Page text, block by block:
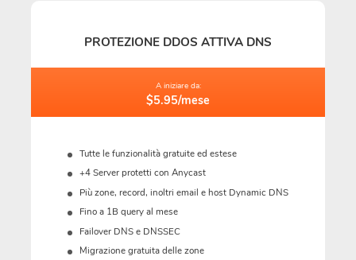
PROTEZIONE DDOS ATTIVA DNS
A iniziare da:
$5.95/mese
Tutte le funzionalità gratuite ed estese
+4 Server protetti con Anycast
Più zone, record, inoltri email e host Dynamic DNS
Fino a 1B query al mese
Failover DNS e DNSSEC
Migrazione gratuita delle zone